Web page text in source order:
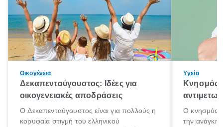
Οικογένεια
Δεκαπενταύγουστος: Ιδέες για
οικογενειακές αποδράσεις
Ο Δεκαπενταύγουστος είναι για πολλούς η
κορυφαία στιγμή του ελληνικού
Υγεία
Κνησμός:
Ο κνησμός
την ανάγκη